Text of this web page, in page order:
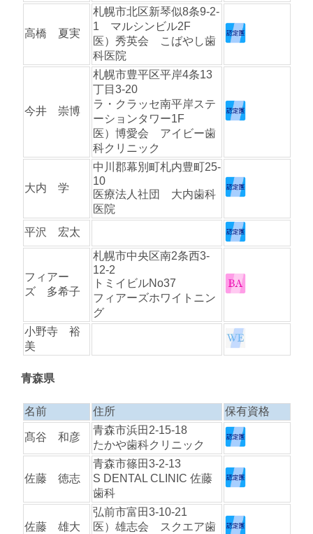
高橋 夏実
札幌市北区新琴似8条9-2-
1 マルシンビル2F
医）秀英会 こばやし歯
科医院
今井 崇博
札幌市豊平区平岸4条13
丁目3-20
ラ・クラッセ南平岸ステ
ーションタワー1F
医）博愛会 アイビー歯
科クリニック
大内 学
中川郡幕別町札内豊町25-
10
医療法人社団 大内歯科
医院
平沢 宏太
フィアー
ズ 多希子
札幌市中央区南2条西3-
12-2
トミイビルNo37
フィアーズホワイトニン
グ
小野寺 裕
美
青森県
名前 住所 保有資格
髙谷 和彦
青森市浜田2-15-18
たかや歯科クリニック
佐藤 徳志
青森市篠田3-2-13
S DENTAL CLINIC 佐藤
歯科
佐藤 雄大
弘前市富田3-10-21
医）雄志会 スクエア歯